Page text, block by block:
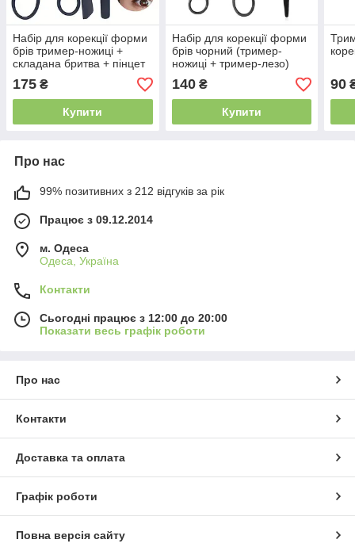
Набір для корекції форми
брів тример-ножиці +
складана бритва + пінцет
скошений
175 ₴
Купити
Набір для корекції форми
брів чорний (тример-
ножиці + тример-лезо)
140₴
Купити
90
Про нас
99% позитивних з 212 відгуків за рік
Працює з 09.12.2014
м. Одеса
Одеса, Україна
Контакти
Сьогодні працює з 12:00 до 20:00
Показати весь графік роботи
Про нас
Контакти
Доставка та оплата
Графік роботи
Повна версія сайту